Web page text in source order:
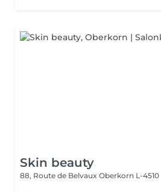
Skin beauty
88, Route de Belvaux Oberkorn L-4510